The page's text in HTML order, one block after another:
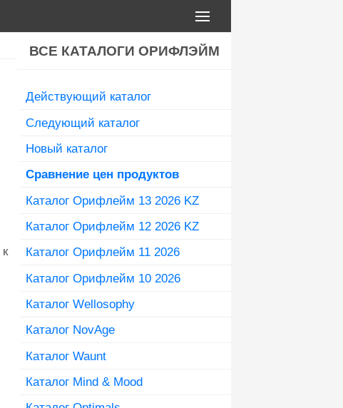
к
ВСЕ КАТАЛОГИ ОРИФЛЭЙМ
Действующий каталог
Следующий каталог
Новый каталог
Сравнение цен продуктов
Каталог Орифлейм 13 2026 KZ
Каталог Орифлейм 12 2026 KZ
Каталог Орифлейм 11 2026
Каталог Орифлейм 10 2026
Каталог Wellosophy
Каталог NovAge
Каталог Waunt
Каталог Mind & Mood